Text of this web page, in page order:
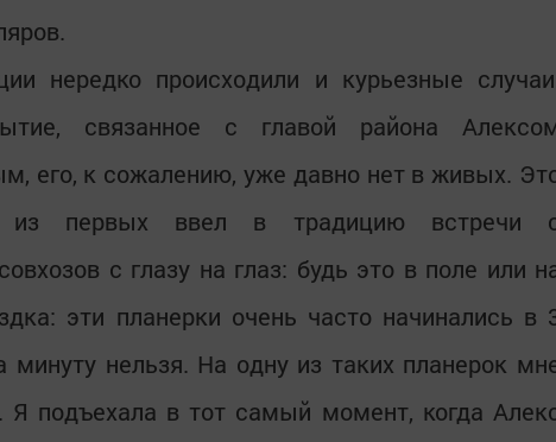
нередко происходили и курьезные
связанное с главой района
его, к сожалению, уже давно нет в живых.
из первых ввел в традицию встречи
с глазу на глаз: будь это в поле или
эти планерки очень часто начинались в
минуту нельзя. На одну из таких планерок
Я подъехала в тот самый момент, когда